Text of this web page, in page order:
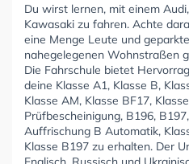
Du wirst lernen, mit einem
Kawasaki zu fahren. Achte
eine Menge Leute und
nahegelegenen Wohnstraßen
Die Fahrschule bietet
deine Klasse A1, Klasse B,
Klasse AM, Klasse BF17,
Prüfbescheinigung, B196,
Auffrischung B Automatik,
Klasse B197 zu erhalten. Der